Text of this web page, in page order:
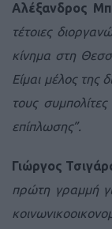
Αλέξανδρος
τέτοιες
κίνημα στη
Είμαι μέλος
τους
επίπλωσης”.
Γιώργος
πρώτη γραμμή